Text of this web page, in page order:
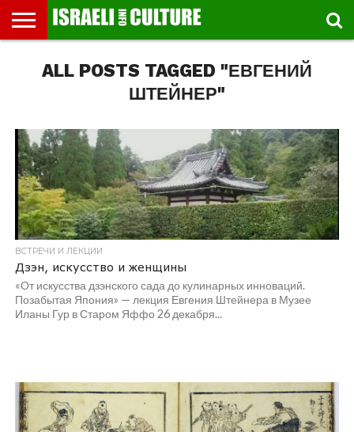
МУЗЕИ
СТРАНА
ФЕСТИВАЛЕЙ
ТЕАТР
КНИГИ.
ТЕКСТЫ
МУЗЫКА
РЕЛИГИЯ/
ИСТОРИЯ
ДВИЖЕНИЕ
ДЕТИ
ВЫХОДНОГО
МАРШРУТЫ
ПРОГУЛЬЩИКА
ВИДЕО-
РЕЧИ
ВПЕЧАТЛЕНИЯ
ВСТРЕЧИ
ИНТЕРВЬЮ
КИНО
TEL
AVIV
ALL POSTS TAGGED "ЕВГЕНИЙ
ШТЕЙНЕР"
ВСТРЕЧИ И ЛЕКЦИИ
Дзэн, искусство и женщины
«От искусства дзэнского сада до кулинарных инноваций.
Позабытая Япония» — лекция Евгения Штейнера в Музее
Иланы Гур в Старом Яффо 26 декабря...